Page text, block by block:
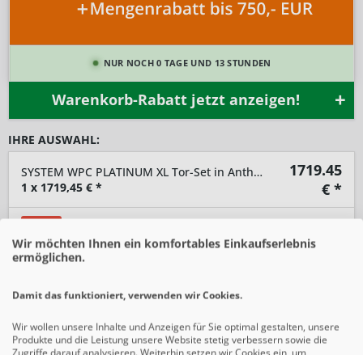
NUR NOCH 0 TAGE UND 13 STUNDEN
Warenkorb-Rabatt jetzt anzeigen!
IHRE AUSWAHL:
SYSTEM WPC PLATINUM XL Tor-Set in Anthrazit Breite 1250mm Höhe 1800mm
1 x 1719,45 € *
1719.45
€ *
Preise inkl. gesetzlicher MwSt.zzgl. Versandkosten
Wir möchten Ihnen ein komfortables Einkaufserlebnis
ermöglichen.
Damit das funktioniert, verwenden wir Cookies.
Wir wollen unsere Inhalte und Anzeigen für Sie optimal gestalten, unsere
Produkte und die Leistung unsere Website stetig verbessern sowie die
Zugriffe darauf analysieren. Weiterhin setzen wir Cookies ein, um